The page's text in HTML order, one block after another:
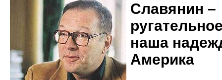
Славянин –
наша
Америка